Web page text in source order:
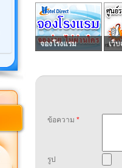
จองโรงแรม เว็บ
ข้อความ *
รูป